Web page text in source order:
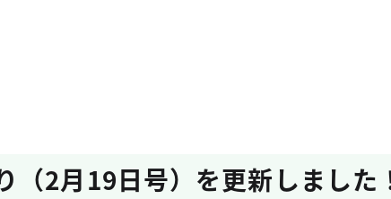
（2月19日号）を更新しました